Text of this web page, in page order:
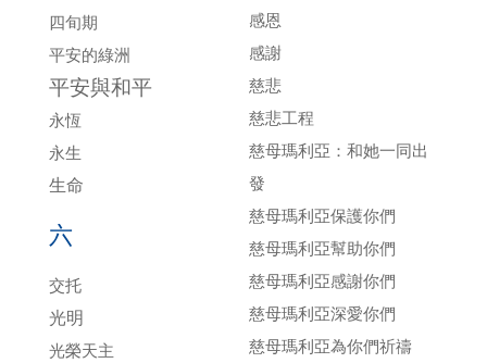
四旬期
平安的綠洲
平安與和平
永恆
永生
生命
六
交托
光明
光榮天主
感恩
感謝
慈悲
慈悲工程
慈母瑪利亞：和她一同出
發
慈母瑪利亞保護你們
慈母瑪利亞幫助你們
慈母瑪利亞感謝你們
慈母瑪利亞深愛你們
慈母瑪利亞為你們祈禱